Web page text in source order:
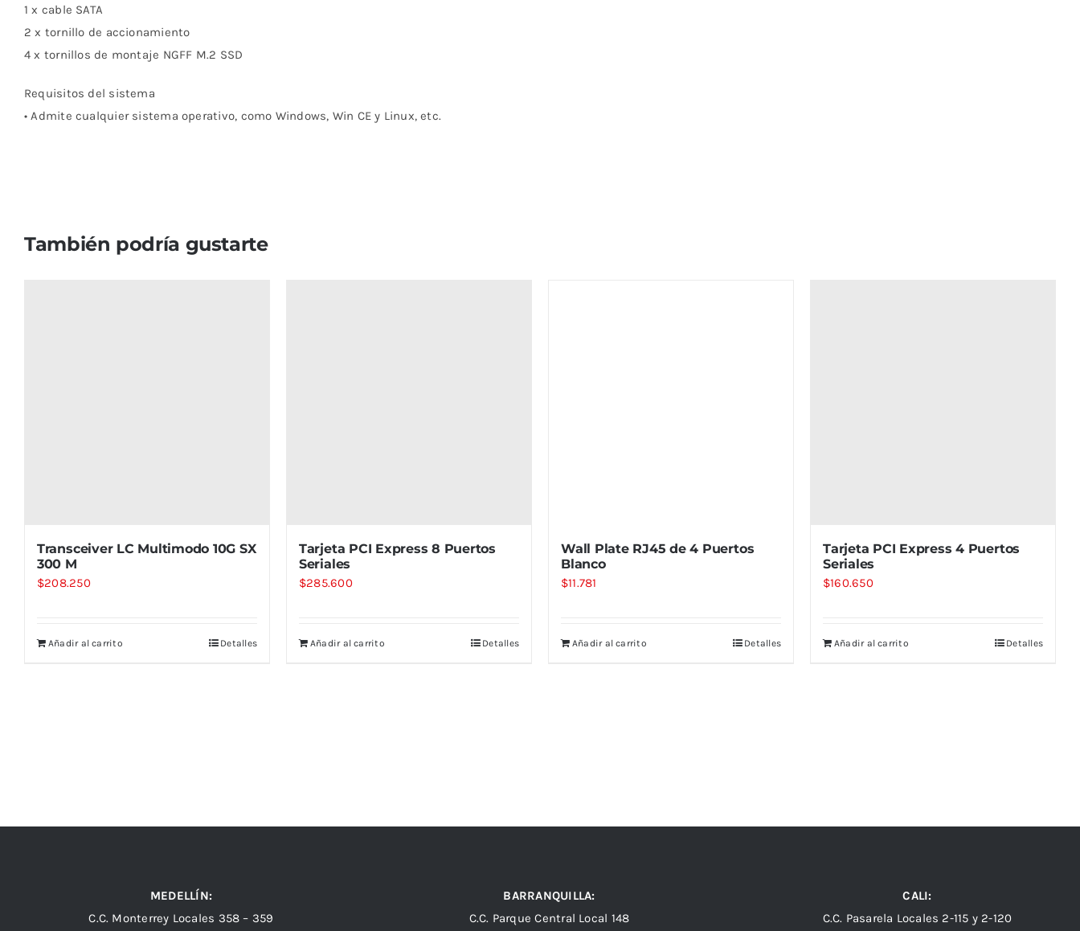
1 x cable SATA
2 x tornillo de accionamiento
4 x tornillos de montaje NGFF M.2 SSD
Requisitos del sistema
• Admite cualquier sistema operativo, como Windows, Win CE y Linux, etc.
También podría gustarte
Transceiver LC Multimodo 10G SX
300 M
$208.250
Añadir al carrito Detalles
Tarjeta PCI Express 8 Puertos
Seriales
$285.600
Añadir al carrito Detalles
Wall Plate RJ45 de 4 Puertos
Blanco
$11.781
Añadir al carrito Detalles
Tarjeta PCI Express 4 Puertos
Seriales
$160.650
Añadir al carrito Detalles
MEDELLÍN:
C.C. Monterrey Locales 358 – 359
BARRANQUILLA:
C.C. Parque Central Local 148
CALI:
C.C. Pasarela Locales 2-115 y 2-120